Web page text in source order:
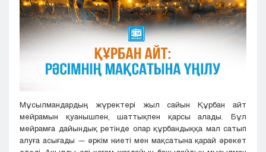
Туркестан
Уральск
Усть-Каменогорск
Мұсылмандардың жүректері жыл сайын Құрбан айт
мейрамын қуанышпен, шаттықпен қарсы алады. Бұл
мейрамға дайындық ретінде олар құрбандыққа мал сатып
алуға асығады — әркім ниеті мен мақсатына қарай әрекет